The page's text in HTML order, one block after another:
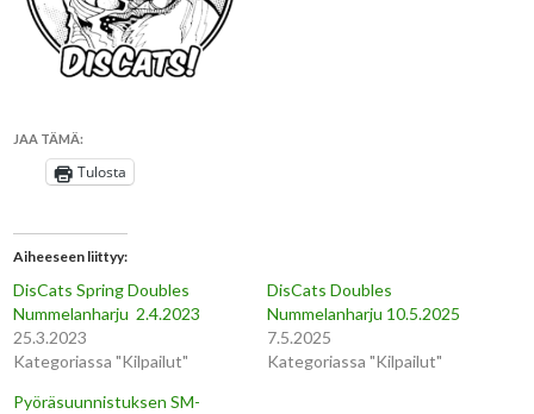
JAA TÄMÄ:
Tulosta
Aiheeseen liittyy
DisCats Spring Doubles
Nummelanharju 2.4.2023
25.3.2023
Kategoriassa "Kilpailut"
DisCats Doubles
Nummelanharju 10.5.2025
7.5.2025
Kategoriassa "Kilpailut"
Pyöräsuunnistuksen SM-